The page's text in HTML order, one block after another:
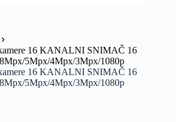
16 KANALNI SNIMAČ 16
5Mpx/4Mpx/3Mpx/1080p
16 KANALNI SNIMAČ 16
5Mpx/4Mpx/3Mpx/1080p